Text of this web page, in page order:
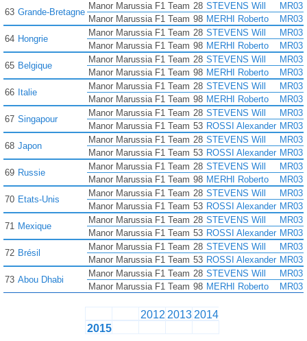
63 Grande-Bretagne
Manor Marussia F1 Team 28 STEVENS Will
Manor Marussia F1 Team 98 MERHI Roberto
64 Hongrie
Manor Marussia F1 Team 28 STEVENS Will
Manor Marussia F1 Team 98 MERHI Roberto
65 Belgique
Manor Marussia F1 Team 28 STEVENS Will
Manor Marussia F1 Team 98 MERHI Roberto
66 Italie
Manor Marussia F1 Team 28 STEVENS Will
Manor Marussia F1 Team 98 MERHI Roberto
67 Singapour
Manor Marussia F1 Team 28 STEVENS Will
Manor Marussia F1 Team 53 ROSSI Alexander
68 Japon
Manor Marussia F1 Team 28 STEVENS Will
Manor Marussia F1 Team 53 ROSSI Alexander
69 Russie
Manor Marussia F1 Team 28 STEVENS Will
Manor Marussia F1 Team 98 MERHI Roberto
70 Etats-Unis
Manor Marussia F1 Team 28 STEVENS Will
Manor Marussia F1 Team 53 ROSSI Alexander
71 Mexique
Manor Marussia F1 Team 28 STEVENS Will
Manor Marussia F1 Team 53 ROSSI Alexander
72 Brésil
Manor Marussia F1 Team 28 STEVENS Will
Manor Marussia F1 Team 53 ROSSI Alexander
73 Abou Dhabi
Manor Marussia F1 Team 28 STEVENS Will
Manor Marussia F1 Team 98 MERHI Roberto
2012 2013 2014
2015